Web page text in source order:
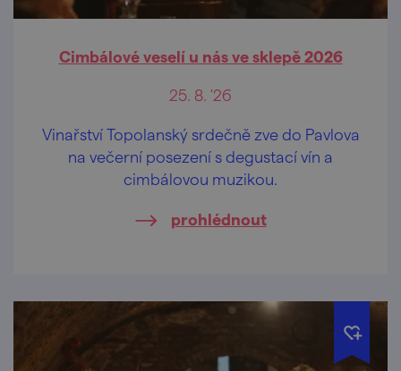
Cimbálové veselí u nás ve sklepě 2026
25. 8. '26
Vinařství Topolanský srdečně zve do Pavlova
na večerní posezení s degustací vín a
cimbálovou muzikou.
prohlédnout